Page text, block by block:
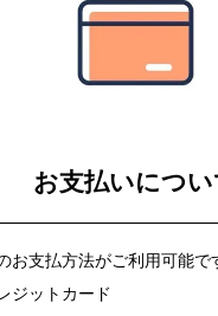
お支払いについ
お支払方法がご利用可能で
ジットカード